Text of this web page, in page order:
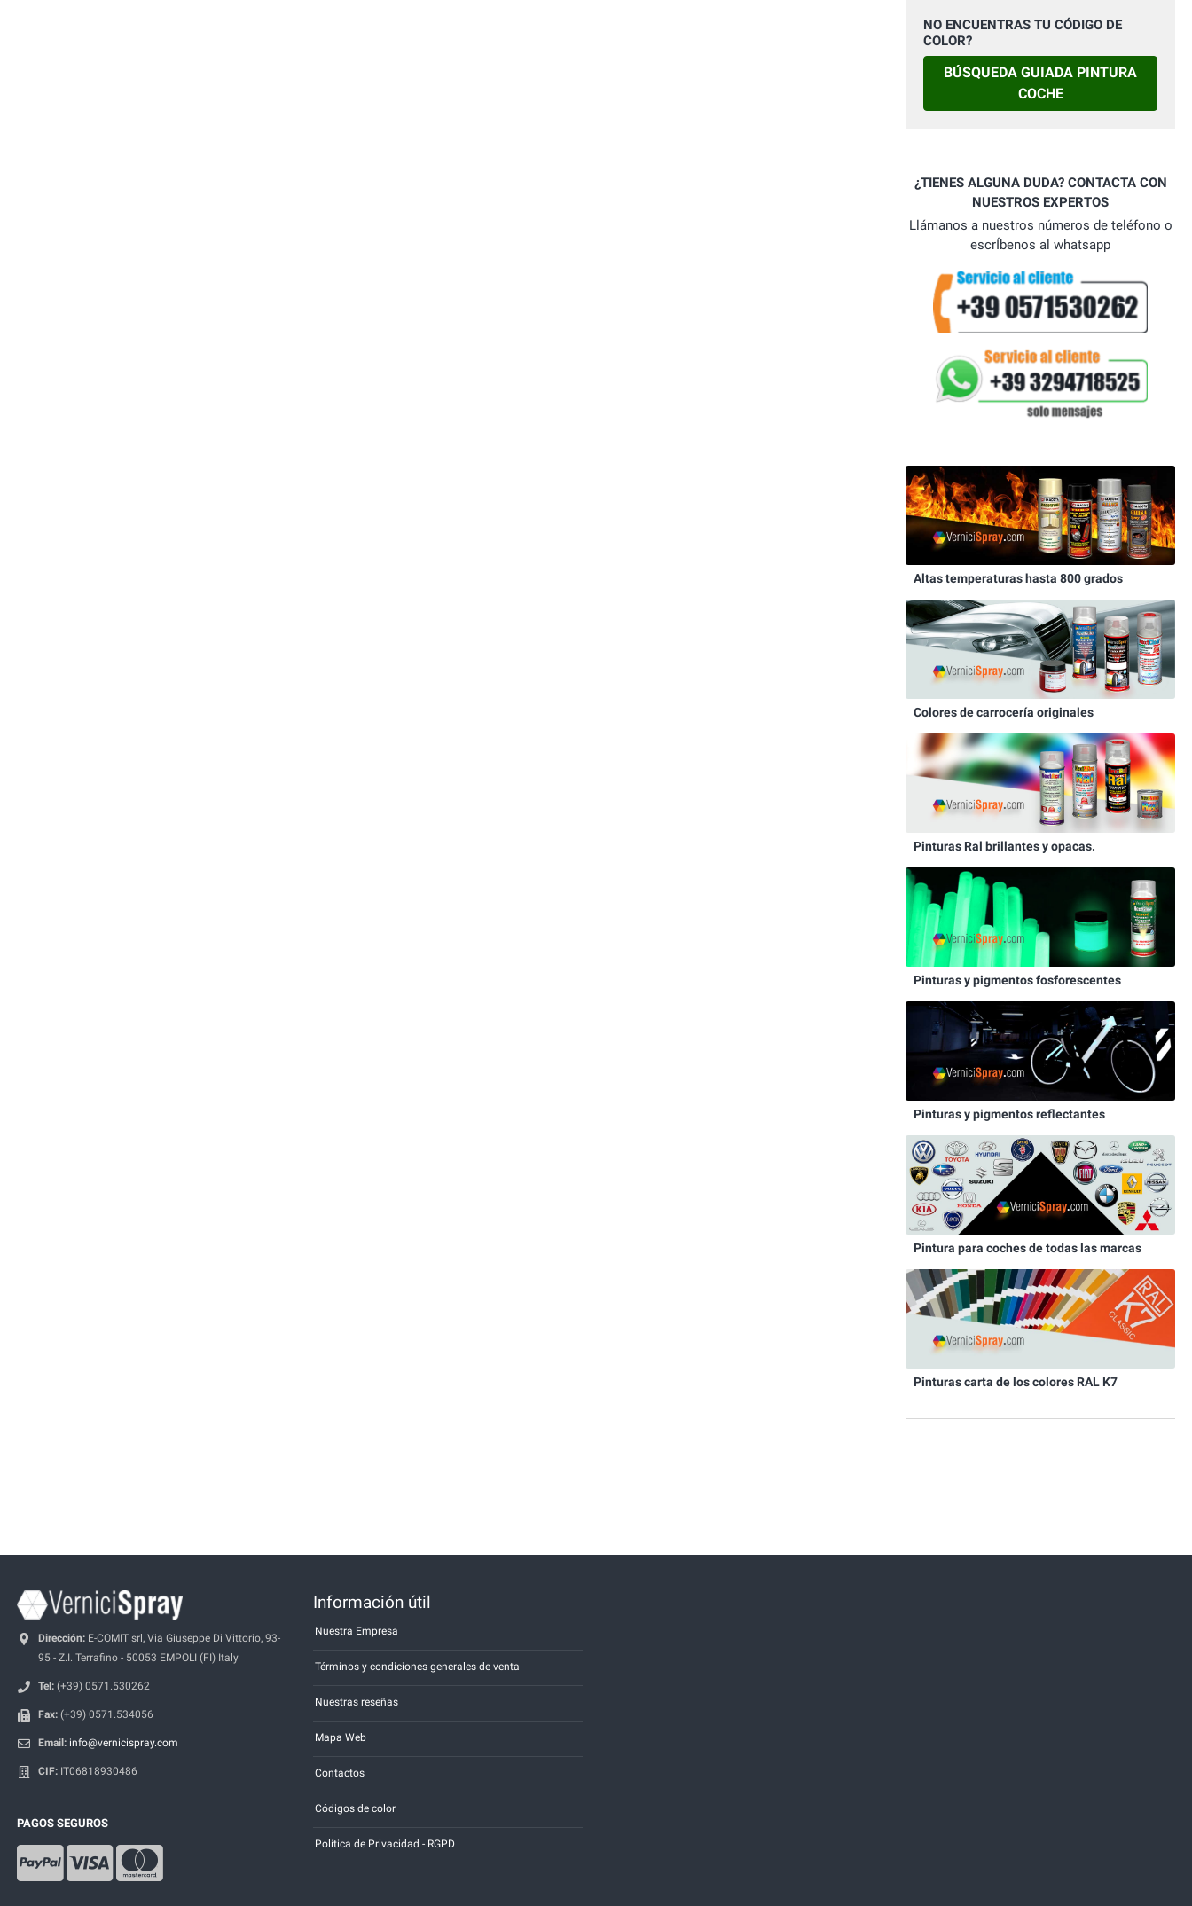
NO ENCUENTRAS TU CÓDIGO DE
COLOR?
BÚSQUEDA GUIADA PINTURA
COCHE
¿TIENES ALGUNA DUDA? CONTACTA CON
NUESTROS EXPERTOS
Llámanos a nuestros números de teléfono o
escrÍbenos al whatsapp
Altas temperaturas hasta 800 grados
Colores de carrocería originales
Pinturas Ral brillantes y opacas.
Pinturas y pigmentos fosforescentes
Pinturas y pigmentos reflectantes
Pintura para coches de todas las marcas
Pinturas carta de los colores RAL K7
Dirección: E-COMIT srl, Via Giuseppe Di Vittorio, 93-
95 - Z.I. Terrafino - 50053 EMPOLI (FI) Italy
Tel: (+39) 0571.530262
Fax: (+39) 0571.534056
Email: info@vernicispray.com
CIF: IT06818930486
PAGOS SEGUROS
Información útil
Nuestra Empresa
Términos y condiciones generales de venta
Nuestras reseñas
Mapa Web
Contactos
Códigos de color
Política de Privacidad - RGPD